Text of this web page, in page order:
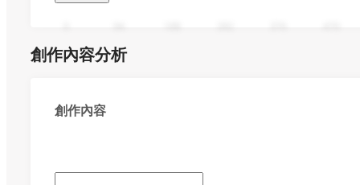
創作內容分析
創作內容